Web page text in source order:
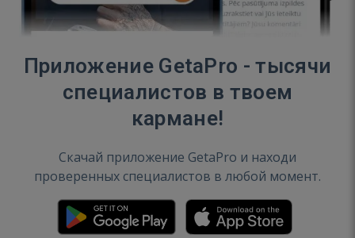
Приложение GetaPro - тысячи
специалистов в твоем
кармане!
Скачай приложение GetaPro и находи
проверенных специалистов в любой момент.